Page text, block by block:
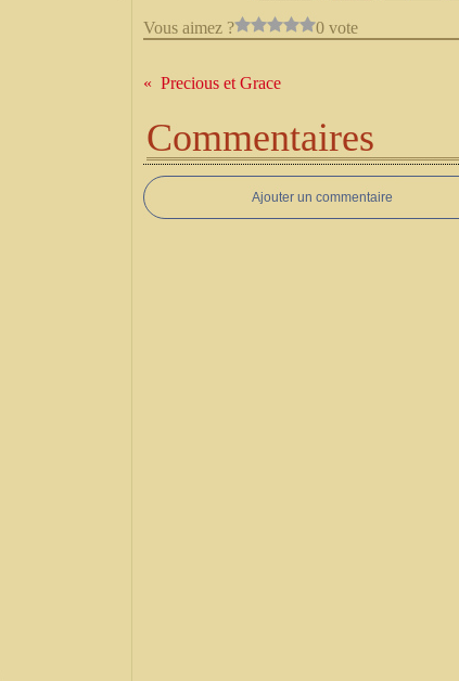
Vous aimez ? 0 vote
Precious et Grace
Commentaires
Ajouter un commentaire